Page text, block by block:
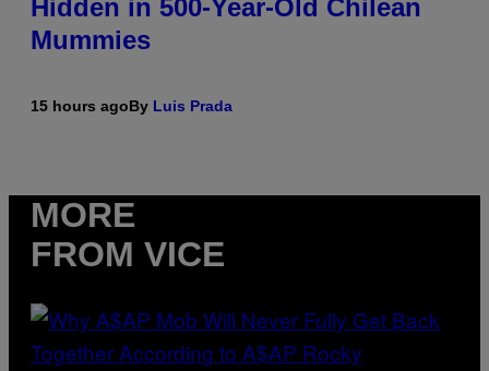
Hidden in 500-Year-Old Chilean
Mummies
15 hours agoBy Luis Prada
MORE
FROM VICE